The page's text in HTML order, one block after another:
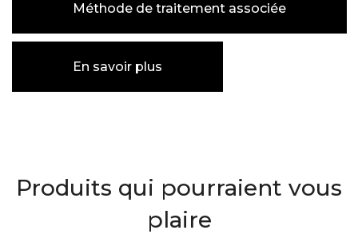
Méthode de traitement associée
En savoir plus
Produits qui pourraient vous
plaire